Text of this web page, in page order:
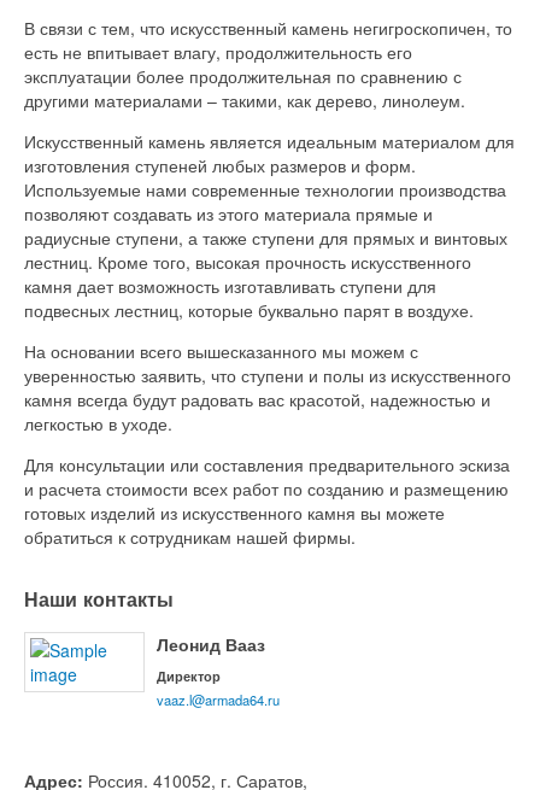
В связи с тем, что искусственный камень негигроскопичен, то
есть не впитывает влагу, продолжительность его
эксплуатации более продолжительная по сравнению с
другими материалами – такими, как дерево, линолеум.
Искусственный камень является идеальным материалом для
изготовления ступеней любых размеров и форм.
Используемые нами современные технологии производства
позволяют создавать из этого материала прямые и
радиусные ступени, а также ступени для прямых и винтовых
лестниц. Кроме того, высокая прочность искусственного
камня дает возможность изготавливать ступени для
подвесных лестниц, которые буквально парят в воздухе.
На основании всего вышесказанного мы можем с
уверенностью заявить, что ступени и полы из искусственного
камня всегда будут радовать вас красотой, надежностью и
легкостью в уходе.
Для консультации или составления предварительного эскиза
и расчета стоимости всех работ по созданию и размещению
готовых изделий из искусственного камня вы можете
обратиться к сотрудникам нашей фирмы.
Наши контакты
Леонид Вааз
Директор
vaaz.l@armada64.ru
Адрес: Россия. 410052, г. Саратов,